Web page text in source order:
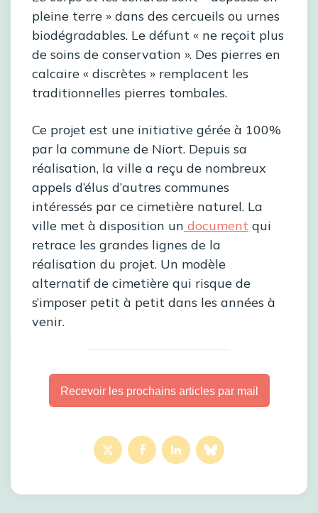
pleine terre » dans des cercueils ou urnes
biodégradables. Le défunt « ne reçoit plus
de soins de conservation ». Des pierres en
calcaire « discrètes » remplacent les
traditionnelles pierres tombales.
Ce projet est une initiative gérée à 100%
par la commune de Niort. Depuis sa
réalisation, la ville a reçu de nombreux
appels d’élus d’autres communes
intéressés par ce cimetière naturel. La
ville met à disposition un document qui
retrace les grandes lignes de la
réalisation du projet. Un modèle
alternatif de cimetière qui risque de
s’imposer petit à petit dans les années à
venir.
Recevoir les prochains articles par mail